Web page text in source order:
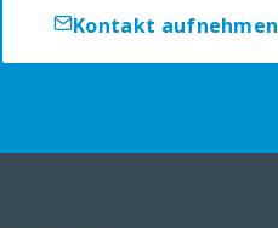
Kontakt aufnehmen